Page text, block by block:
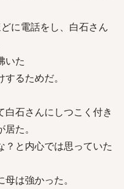
に電話をし、白石さん
いた
るためだ。
石さんにしつこく付き
た。
？と内心では思っていた
は強かった。